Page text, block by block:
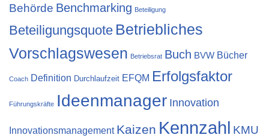
Behörde Benchmarking Beteiligung
Beteiligungsquote Betriebliches
Vorschlagswesen Betriebsrat Buch BVW Bücher
Coach Definition Durchlaufzeit EFQM Erfolgsfaktor
Führungskräfte Ideenmanager Innovation
Innovationsmanagement Kaizen Kennzahl KMU